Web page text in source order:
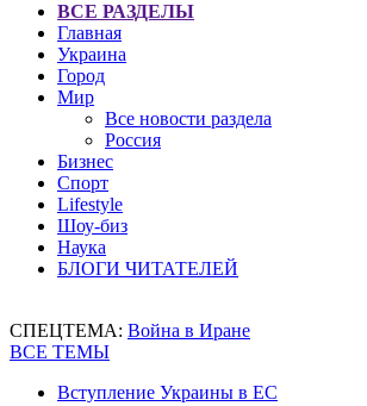
ВСЕ РАЗДЕЛЫ
Главная
Украина
Город
Мир
Все новости раздела
Россия
Бизнес
Спорт
Lifestyle
Шоу-биз
Наука
БЛОГИ ЧИТАТЕЛЕЙ
СПЕЦТЕМА: Война в Иране
ВСЕ ТЕМЫ
Вступление Украины в ЕС